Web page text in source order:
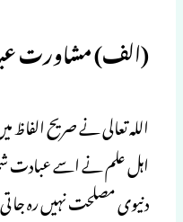
(الف) مشاورت
اللہ تعالی نے صریح
اہل علم نے اسے عبادت
دنیوی مصلحت نہیں رہ